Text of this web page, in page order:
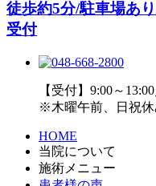
【受付】9:00～
※木曜午前、日祝休
HOME
当院について
施術メニュー